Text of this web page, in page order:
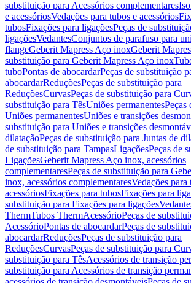
substituição para Acessórios complementares
e acessóriosVedações para tubos e acessórios
tubosFixações para ligaçõesPeças de
ligaçõesVedantesConjuntos de parafuso para
flangeGeberit Mapress Aço inoxGeberit
substituição para Geberit Mapress Aço inox
tuboPontas de abocardarPeças de substituição
abocardarReduçõesPeças de substituição para
ReduçõesCurvasPeças de substituição para
substituição para TêsUniões permanentesPeças
Uniões permanentesUniões e transições
substituição para Uniões e transições
dilataçãoPeças de substituição para Juntas de
de substituição para TampasLigaçõesPeças de
LigaçõesGeberit Mapress Aço inox, acessórios
complementaresPeças de substituição para
inox, acessórios complementaresVedações para
acessóriosFixações para tubosFixações para
substituição para Fixações para ligações
ThermTubos ThermAcessórioPeças de
AcessórioPontas de abocardarPeças de
abocardarReduçõesPeças de substituição para
ReduçõesCurvasPeças de substituição para
substituição para TêsAcessórios de transição
substituição para Acessórios de transição